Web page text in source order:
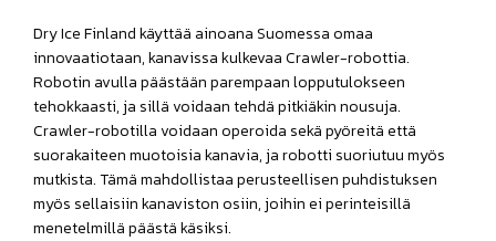
Dry Ice Finland käyttää ainoana Suomessa omaa
innovaatiotaan, kanavissa kulkevaa Crawler-robottia.
Robotin avulla päästään parempaan lopputulokseen
tehokkaasti, ja sillä voidaan tehdä pitkiäkin nousuja.
Crawler-robotilla voidaan operoida sekä pyöreitä että
suorakaiteen muotoisia kanavia, ja robotti suoriutuu myös
mutkista. Tämä mahdollistaa perusteellisen puhdistuksen
myös sellaisiin kanaviston osiin, joihin ei perinteisillä
menetelmillä päästä käsiksi.